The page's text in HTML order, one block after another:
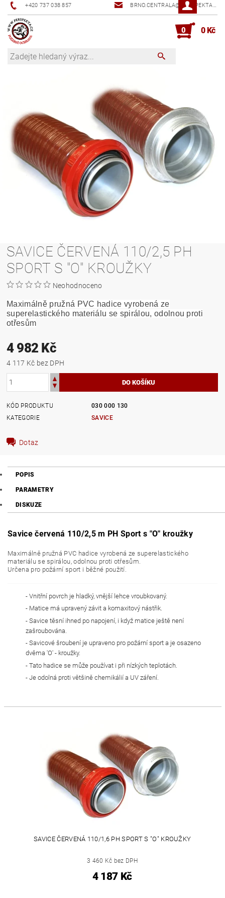
+420 737 038 857 BRNO.CENTRALA@PERSPEKTA.CZ
0 0 Kč
SAVICE ČERVENÁ 110/2,5 PH
SPORT S "O" KROUŽKY
Neohodnoceno
Maximálně pružná PVC hadice vyrobená ze
superelastického materiálu se spirálou, odolnou proti
otřesům
4 982 Kč
4 117 Kč bez DPH
KÓD PRODUKTU
030 000 130
KATEGORIE
SAVICE
Dotaz
POPIS
PARAMETRY
DISKUZE
Savice červená 110/2,5 m PH Sport s "O" kroužky
Maximálně pružná PVC hadice vyrobená ze superelastického
materiálu se spirálou, odolnou proti otřesům.
Určena pro požární sport i běžné použití.
- Vnitřní povrch je hladký, vnější lehce vroubkovaný.
- Matice má upravený závit a komaxitový nástřik.
- Savice těsní ihned po napojení, i když matice ještě není
zašroubována.
- Savicové šroubení je upraveno pro požární sport a je osazeno
dvěma 'O' - kroužky.
- Tato hadice se může používat i při nízkých teplotách.
- Je odolná proti většině chemikálií a UV záření.
SAVICE ČERVENÁ 110/1,6 PH SPORT S "O" KROUŽKY
3 460 Kč bez DPH
4 187 Kč